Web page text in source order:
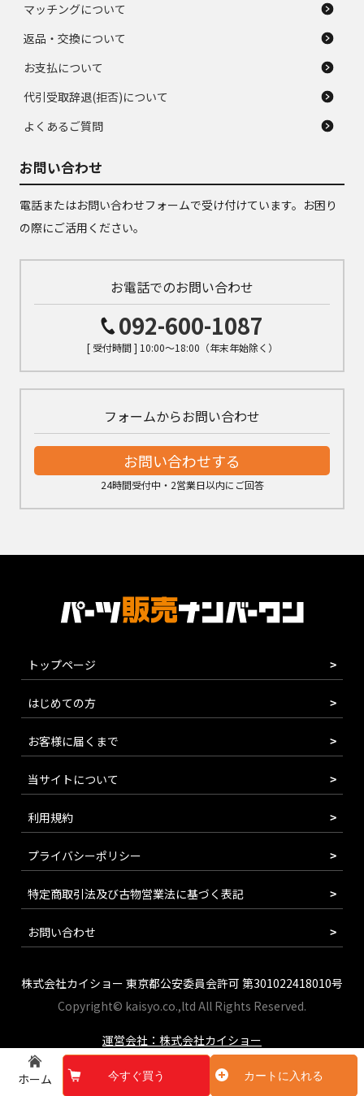
ホーム 今すぐ買う カートに入れる
マッチングについて
返品・交換について
お支払について
代引受取辞退(拒否)について
よくあるご質問
お問い合わせ
電話またはお問い合わせフォームで受け付けています。お困り
の際にご活用ください。
お電話でのお問い合わせ
092-600-1087
[ 受付時間 ] 10:00～18:00（年末年始除く）
フォームからお問い合わせ
お問い合わせする
24時間受付中・2営業日以内にご回答
トップページ
はじめての方
お客様に届くまで
当サイトについて
利用規約
プライバシーポリシー
特定商取引法及び古物営業法に基づく表記
お問い合わせ
株式会社カイショー 東京都公安委員会許可 第301022418010号
Copyright© kaisyo.co.,ltd All Rights Reserved.
運営会社：株式会社カイショー